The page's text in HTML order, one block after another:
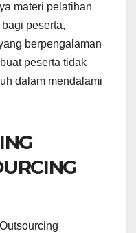
materi pelatihan
peserta,
berpengalaman
peserta tidak
dalam mendalami